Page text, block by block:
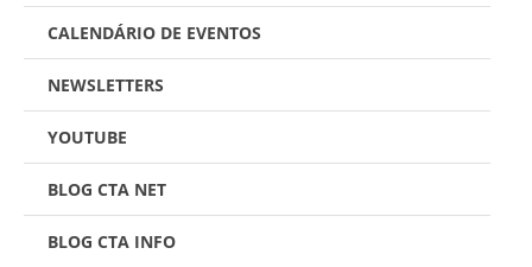
CALENDÁRIO DE EVENTOS
NEWSLETTERS
YOUTUBE
BLOG CTA NET
BLOG CTA INFO